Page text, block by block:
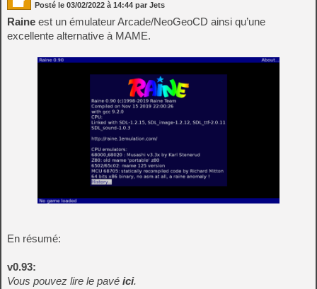
Posté le 03/02/2022 à 14:44 par Jets
Raine est un émulateur Arcade/NeoGeoCD ainsi qu’une
excellente alternative à MAME.
En résumé:
v0.93:
Vous pouvez lire le pavé ici.